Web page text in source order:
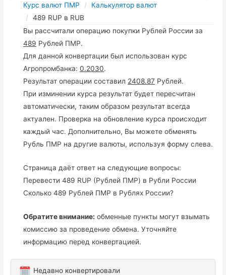
Курс валют ПМР
Калькулятор валют
489 RUP в RUB
Вы рассчитали операцию покупки Рублей России за
489 Рублей ПМР.
Для данной конвертации был использован курс
Агропромбанка:0.2030.
Результат операции составил 2408.87 Рублей.
При изминении курса результат будет пересчитан
автоматически, таким образом результат всегда
актуален. Проверка на обновление курса происходит
каждый час. Дополнительно, Вы можете обменять
Рубль ПМР на другие валюты, используя форму слева.
Страница даёт ответ на следующие вопросы:
Перевести 489 RUP (Рублей ПМР) в Рубли России
Сколько 489 Рублей ПМР в Рублях России?
Обратите внимание: обменные пункты могут взымать
комиссию за проведение обмена. Уточняйте
информацию перед конвертацией.
Недавно конвертировали